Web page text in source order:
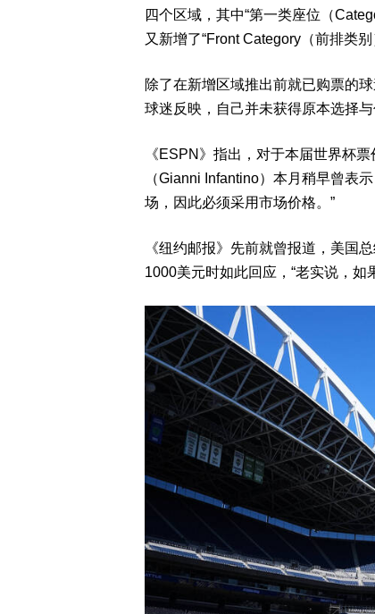
四个区域，其中“第一类座位（
又新增了“Front Category（前排类
除了在新增区域推出前就已购票的
球迷反映，自己并未获得原本选择与
《ESPN》指出，对于本届世界杯
（Gianni Infantino）本月稍早曾表
场，因此必须采用市场价格。”
《纽约邮报》先前就曾报道，美国
1000美元时如此回应，“老实说，